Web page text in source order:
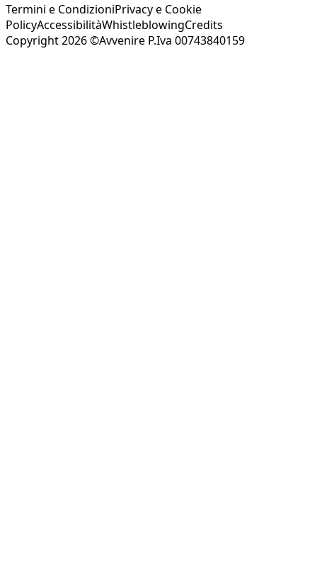
Termini e CondizioniPrivacy e Cookie
PolicyAccessibilitàWhistleblowingCredits
Copyright 2026 ©Avvenire P.Iva 00743840159